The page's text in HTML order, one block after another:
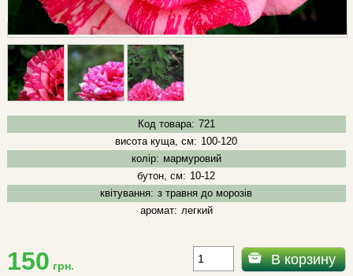
Код товара: 721
висота куща, см: 100-120
колір: мармуровий
бутон, см: 10-12
квітування: з травня до морозів
аромат: легкий
150 грн. В корзину